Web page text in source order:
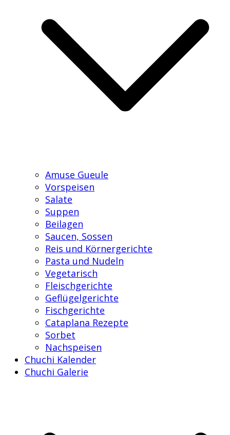
Amuse Gueule
Vorspeisen
Salate
Suppen
Beilagen
Saucen, Sossen
Reis und Körnergerichte
Pasta und Nudeln
Vegetarisch
Fleischgerichte
Geflügelgerichte
Fischgerichte
Cataplana Rezepte
Sorbet
Nachspeisen
Chuchi Kalender
Chuchi Galerie